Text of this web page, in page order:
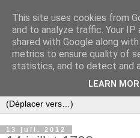
13 juil. 2012
This site uses cookies from
and to analyze traffic. Your IP
shared with Google along
metrics to ensure quality of
statistics, and to detect and
LEARN